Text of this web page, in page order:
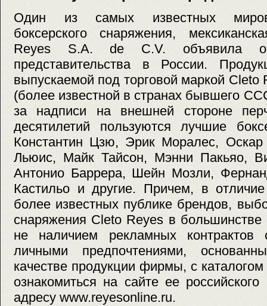
Один из самых известных
боксерского снаряжения,
Reyes S.A. de C.V. объявила
представительства в России.
выпускаемой под торговой маркой Cleto
(более известной в странах бывшего
за надписи на внешней стороне
десятилетий пользуются лучшие
Константин Цзю, Эрик Моралес,
Льюис, Майк Тайсон, Мэнни Пакьяо,
Антонио Баррера, Шейн Мозли,
Кастильо и другие. Причем, в
более известных публике брендов,
снаряжения Cleto Reyes в большинстве
не наличием рекламных контрактов
личными предпочтениями,
качестве продукции фирмы, с
ознакомиться на сайте ее российского
адресу www.reyesonline.ru.